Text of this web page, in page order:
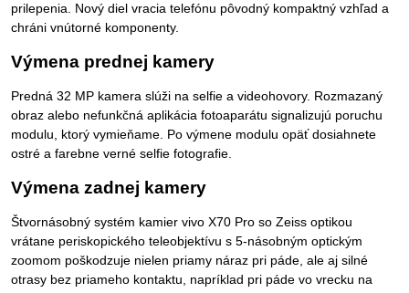
prilepenia. Nový diel vracia telefónu pôvodný kompaktný vzhľad a
chráni vnútorné komponenty.
Výmena prednej kamery
Predná 32 MP kamera slúži na selfie a videohovory. Rozmazaný
obraz alebo nefunkčná aplikácia fotoaparátu signalizujú poruchu
modulu, ktorý vymieňame. Po výmene modulu opäť dosiahnete
ostré a farebne verné selfie fotografie.
Výmena zadnej kamery
Štvornásobný systém kamier vivo X70 Pro so Zeiss optikou
vrátane periskopického teleobjektívu s 5-násobným optickým
zoomom poškodzuje nielen priamy náraz pri páde, ale aj silné
otrasy bez priameho kontaktu, napríklad pri páde vo vrecku na